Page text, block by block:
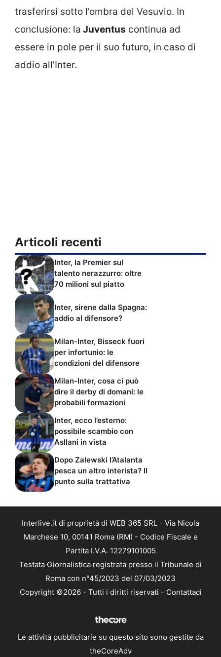
trasferirsi sotto l’ombra del Vesuvio. In
conclusione: la Juventus continua ad
essere in pole per il suo futuro, in caso di
addio all’Inter.
Articoli recenti
Inter, la Premier sul
talento nerazzurro: oltre
70 milioni sul piatto
Inter, sirene dalla Spagna:
addio al difensore?
Milan-Inter, Bisseck fuori
per infortunio: le
condizioni del difensore
Milan-Inter, cosa ci può
dire il derby di domani: le
probabili formazioni
Inter, ecco l’esterno:
possibile scambio con
Asllani in vista
Dopo Zalewski l’Atalanta
pesca un altro interista? Il
punto sulla trattativa
Interlive.it di proprietà di WEB 365 SRL - Via Nicola
Marchese 10, 00141 Roma (RM) - Codice Fiscale e
Partita I.V.A. 12279101005
Testata Giornalistica registrata presso il Tribunale di
Roma con n°45/2023 del 07/03/2023
Copyright ©2026 - Tutti i diritti riservati - Contattaci
Le attività pubblicitarie su questo sito sono gestite da
theCoreAdv